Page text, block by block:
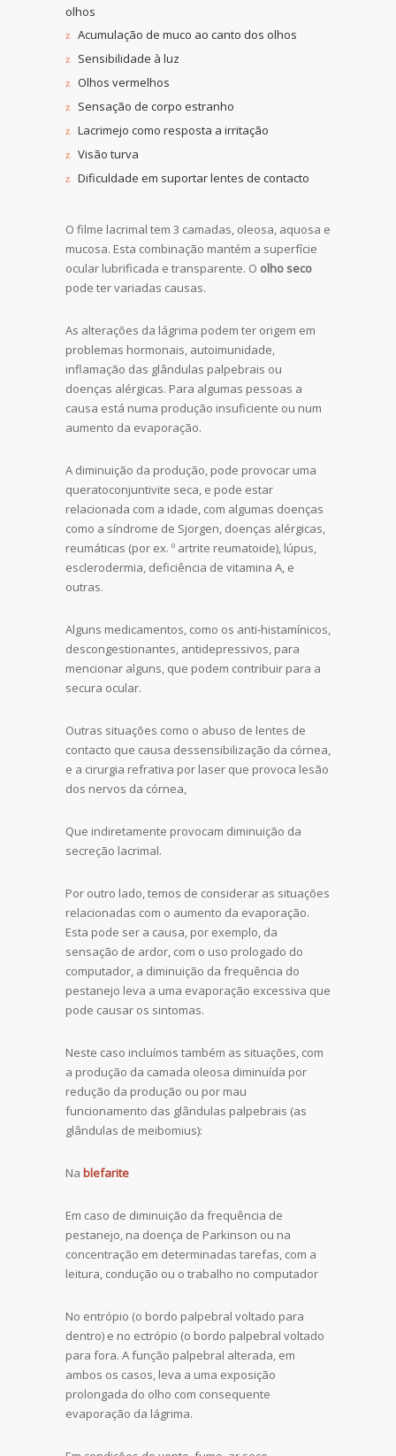
olhos
Acumulação de muco ao canto dos olhos
Sensibilidade à luz
Olhos vermelhos
Sensação de corpo estranho
Lacrimejo como resposta a irritação
Visão turva
Dificuldade em suportar lentes de contacto
O filme lacrimal tem 3 camadas, oleosa, aquosa e
mucosa. Esta combinação mantém a superfície
ocular lubrificada e transparente. O olho seco
pode ter variadas causas.
As alterações da lágrima podem ter origem em
problemas hormonais, autoimunidade,
inflamação das glândulas palpebrais ou
doenças alérgicas. Para algumas pessoas a
causa está numa produção insuficiente ou num
aumento da evaporação.
A diminuição da produção, pode provocar uma
queratoconjuntivite seca, e pode estar
relacionada com a idade, com algumas doenças
como a síndrome de Sjorgen, doenças alérgicas,
reumáticas (por ex. º artrite reumatoide), lúpus,
esclerodermia, deficiência de vitamina A, e
outras.
Alguns medicamentos, como os anti-histamínicos,
descongestionantes, antidepressivos, para
mencionar alguns, que podem contribuir para a
secura ocular.
Outras situações como o abuso de lentes de
contacto que causa dessensibilização da córnea,
e a cirurgia refrativa por laser que provoca lesão
dos nervos da córnea,
Que indiretamente provocam diminuição da
secreção lacrimal.
Por outro lado, temos de considerar as situações
relacionadas com o aumento da evaporação.
Esta pode ser a causa, por exemplo, da
sensação de ardor, com o uso prologado do
computador, a diminuição da frequência do
pestanejo leva a uma evaporação excessiva que
pode causar os sintomas.
Neste caso incluímos também as situações, com
a produção da camada oleosa diminuída por
redução da produção ou por mau
funcionamento das glândulas palpebrais (as
glândulas de meibomius):
Na blefarite
Em caso de diminuição da frequência de
pestanejo, na doença de Parkinson ou na
concentração em determinadas tarefas, com a
leitura, condução ou o trabalho no computador
No entrópio (o bordo palpebral voltado para
dentro) e no ectrópio (o bordo palpebral voltado
para fora. A função palpebral alterada, em
ambos os casos, leva a uma exposição
prolongada do olho com consequente
evaporação da lágrima.